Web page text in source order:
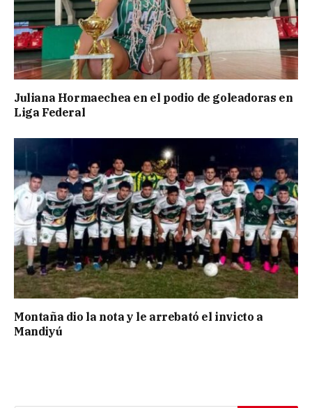
Juliana Hormaechea en el podio de goleadoras en
Liga Federal
Montaña dio la nota y le arrebató el invicto a
Mandiyú